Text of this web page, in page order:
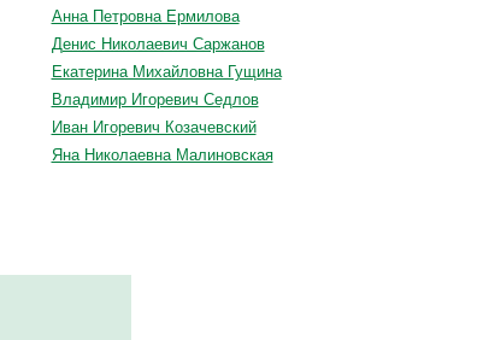
Анна Петровна Ермилова
Денис Николаевич Саржанов
Екатерина Михайловна Гущина
Владимир Игоревич Седлов
Иван Игоревич Козачевский
Яна Николаевна Малиновская